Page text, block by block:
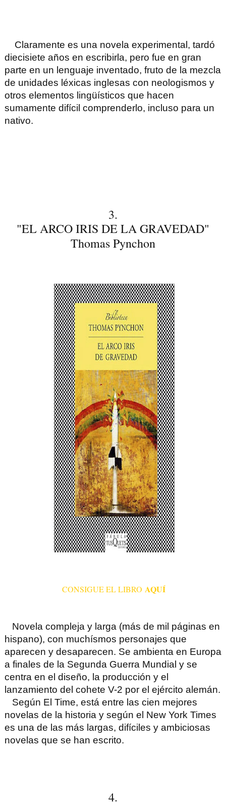
Claramente es una novela experimental, tardó
diecisiete años en escribirla, pero fue en gran
parte en un lenguaje inventado, fruto de la mezcla
de unidades léxicas inglesas con neologismos y
otros elementos lingüísticos que hacen
sumamente difícil comprenderlo, incluso para un
nativo.
3.
"EL ARCO IRIS DE LA GRAVEDAD"
Thomas Pynchon
CONSIGUE EL LIBRO AQUÍ
Novela compleja y larga (más de mil páginas en
hispano), con muchísmos personajes que
aparecen y desaparecen. Se ambienta en Europa
a finales de la Segunda Guerra Mundial y se
centra en el diseño, la producción y el
lanzamiento del cohete V-2 por el ejército alemán.
Según El Time, está entre las cien mejores
novelas de la historia y según el New York Times
es una de las más largas, difíciles y ambiciosas
novelas que se han escrito.
4.